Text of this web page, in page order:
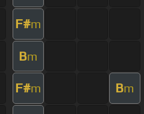
F#m
Bm
F#m Bm